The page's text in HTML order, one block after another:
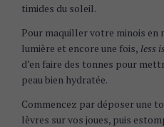
timides du soleil.
Pour maquiller votre minois en
lumière et encore une fois, less
d’en faire des tonnes pour
peau bien hydratée.
Commencez par déposer une
lèvres sur vos joues, puis